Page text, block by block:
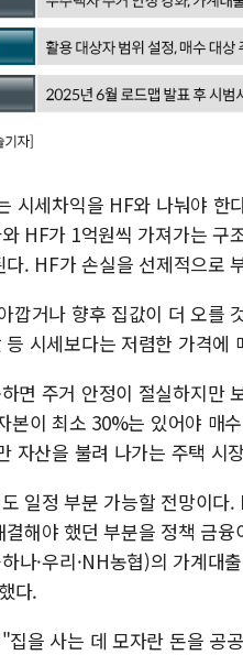
시세차익을 HF와 나눠야
HF가 1억원씩 가져가는
. HF가 손실을 선제적으로
깝거나 향후 집값이 더 오를
시세보다는 저렴한 가격에
면 주거 안정이 절실하지만
본이 최소 30%는 있어야 매
자산을 불려 나가는 주택 시
일정 부분 가능할 전망이
해야 했던 부분을 정책 금
나·우리·NH농협)의 가계
다.
집을 사는 데 모자란 돈을 공